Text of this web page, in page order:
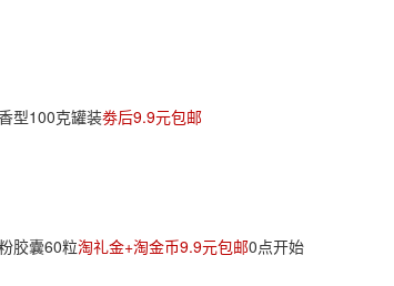
型100克罐装劵后9.9元包邮
胶囊60粒淘礼金+淘金币9.9元包邮0点开始